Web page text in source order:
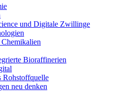
und Digitale Zwillinge
Bioraffinerien
Rohstoffquelle
neu denken